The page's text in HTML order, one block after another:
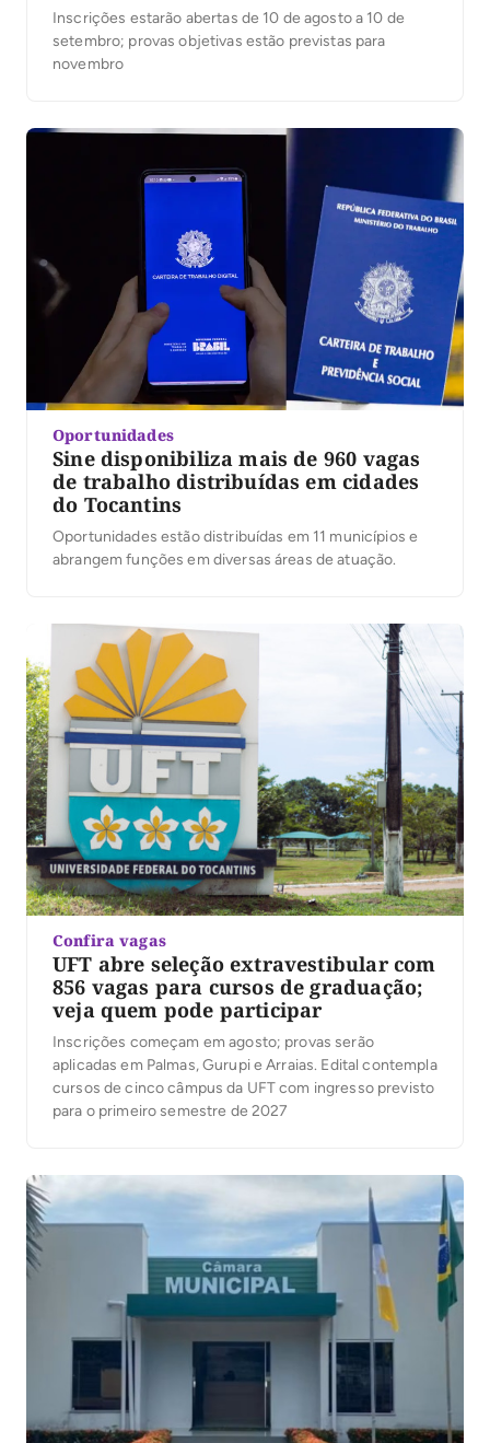
Inscrições estarão abertas de 10 de agosto a 10 de
setembro; provas objetivas estão previstas para
novembro
Oportunidades
Sine disponibiliza mais de 960 vagas
de trabalho distribuídas em cidades
do Tocantins
Oportunidades estão distribuídas em 11 municípios e
abrangem funções em diversas áreas de atuação.
Confira vagas
UFT abre seleção extravestibular com
856 vagas para cursos de graduação;
veja quem pode participar
Inscrições começam em agosto; provas serão
aplicadas em Palmas, Gurupi e Arraias. Edital contempla
cursos de cinco câmpus da UFT com ingresso previsto
para o primeiro semestre de 2027